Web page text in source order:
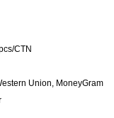
CTN
Union, MoneyGram